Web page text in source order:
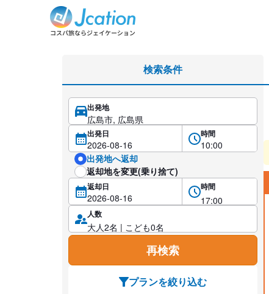
広島市のミドル（5名乗り）レンタカーを格安予約
検索条件
出発地
出発日 時間
出発地へ返却
返却地を変更(乗り捨て)
返却日 時間
人数
再検索
プランを絞り込む